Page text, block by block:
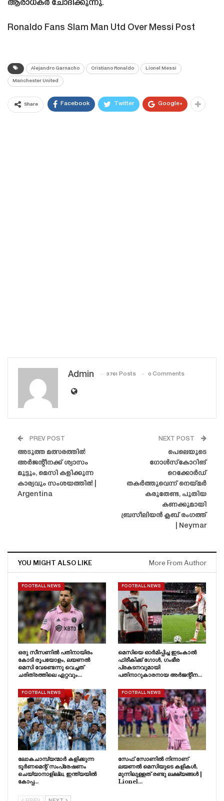
ആരാധകർ ചോദിക്കുന്നു.
Ronaldo Fans Slam Man Utd Over Messi Post
Alejandro Garnacho Cristiano Ronaldo Lionel Messi
Manchester United
Share Facebook Twitter Google+
Admin 3761 Posts 0 Comments
PREV POST
അടുത്ത മത്സരത്തിൽ
അർജന്റീനക്ക് ശ്വാസം
മുട്ടും, മെസി കളിക്കുന്ന
കാര്യവും സംശയത്തിൽ |
Argentina
NEXT POST
പെലെയുടെ
ഗോൾസ്കോറിങ്
റെക്കോർഡ്
തകർത്തുവെന്ന് നെയ്‌മർ
കരുതേണ്ട, പുതിയ
കണക്കുമായി
ബ്രസീലിയൻ ക്ലബ് രംഗത്ത്
| Neymar
YOU MIGHT ALSO LIKE More From Author
FOOTBALL NEWS
ഒരു സീസണിൽ പതിനായിരം
കോടി രൂപയോളം, ലയണൽ
മെസി വേണ്ടെന്നു വെച്ചത്
ചരിത്രത്തിലെ ഏറ്റവും…
FOOTBALL NEWS
മെസിയെ ഓർമിപ്പിച്ച ഇടംകാൽ
ഫ്രീകിക്ക് ഗോൾ, ഗംഭീര
പ്രകടനവുമായി
പതിനാറുകാരനായ അർജന്റീന…
FOOTBALL NEWS
ലോകചാമ്പ്യന്മാർ കളിക്കുന്ന
ടൂർണമെന്റ് സംപ്രേഷണം
ചെയ്യാനാളില്ല, ഇന്ത്യയിൽ
കോപ്പ…
FOOTBALL NEWS
സേഫ് സോണിൽ നിന്നാണ്
ലയണൽ മെസിയുടെ കളികൾ,
മുന്നിലുള്ളത് രണ്ടു ലക്ഷ്യങ്ങൾ |
Lionel…